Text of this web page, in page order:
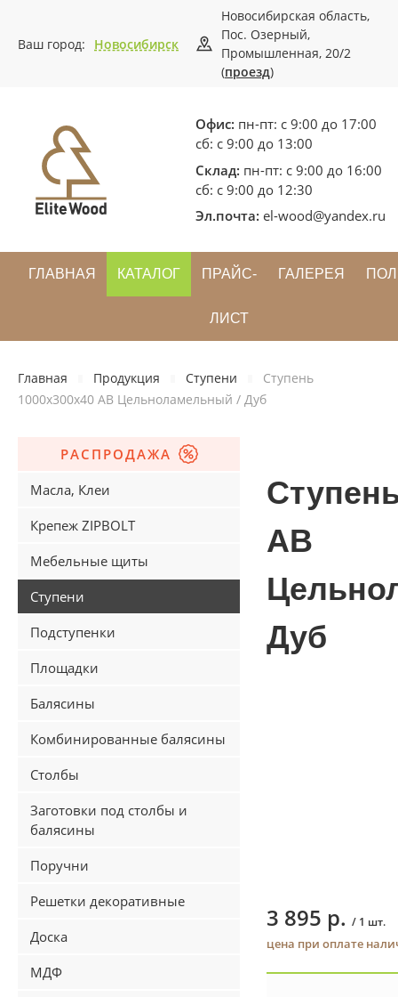
Ваш город: Новосибирск
Новосибирская область,
Пос. Озерный,
Промышленная, 20/2
(проезд)
Офис: пн-пт: с 9:00 до 17:00
сб: с 9:00 до 13:00
Склад: пн-пт: с 9:00 до 16:00
сб: с 9:00 до 12:30
Эл.почта: el-wood@yandex.ru
ГЛАВНАЯ КАТАЛОГ ПРАЙС-
ЛИСТ
ГАЛЕРЕЯ
Главная Продукция Ступени
Ступень
1000х300х40 АВ Цельноламельный / Дуб
РАСПРОДАЖА
Масла, Клеи
Крепеж ZIPBOLT
Мебельные щиты
Ступени
Подступенки
Площадки
Балясины
Комбинированные балясины
Столбы
Заготовки под столбы и
балясины
Поручни
Решетки декоративные
Доска
МДФ
АВ
Дуб
3 895 р. / 1 шт.
цена при оплате